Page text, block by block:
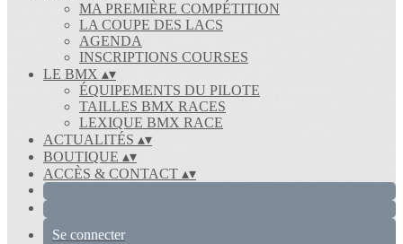
MA PREMIÈRE COMPÉTITION
LA COUPE DES LACS
AGENDA
INSCRIPTIONS COURSES
LE BMX ▴▾
ÉQUIPEMENTS DU PILOTE
TAILLES BMX RACES
LEXIQUE BMX RACE
ACTUALITÉS ▴▾
BOUTIQUE ▴▾
ACCÈS & CONTACT ▴▾
Se connecter